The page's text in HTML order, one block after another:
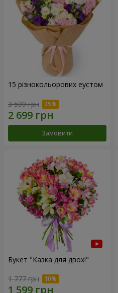
15 різнокольорових еустом
3 599 грн
Замовити
Букет "Казка для двох!"
1 777 грн